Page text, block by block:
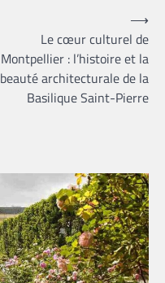
Le cœur culturel de
Montpellier : l’histoire et la
beauté architecturale de la
Basilique Saint-Pierre
⟶